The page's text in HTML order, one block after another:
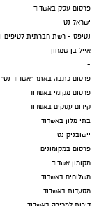
פרסום עסק באשדוד
ישראל נט
נטיפס - רשת חברתית לטיפים
אייל בן שמחון
-
פרסום כתבה באתר "אשדוד נט"
פרסום מקומי באשדוד
קידום עסקים באשדוד
בתי מלון באשדוד
יישובניק נט
פרסום במקומונים
מקומון אשדוד
משלוחים באשדוד
מסעדות באשדוד